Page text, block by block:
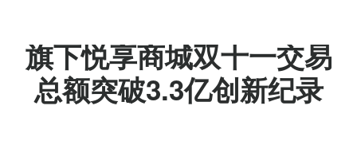
旗下悦享商城双十一交易
总额突破3.3亿创新纪录